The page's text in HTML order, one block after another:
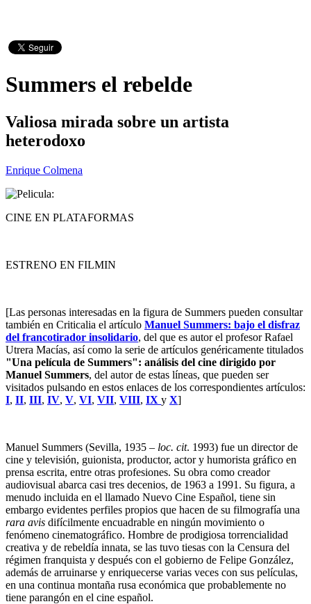
Summers el rebelde
Valiosa mirada sobre un artista
heterodoxo
Enrique Colmena
CINE EN PLATAFORMAS
ESTRENO EN FILMIN
[Las personas interesadas en la figura de Summers pueden consultar
también en Criticalia el artículo Manuel Summers: bajo el disfraz
del francotirador insolidario, del que es autor el profesor Rafael
Utrera Macías, así como la serie de artículos genéricamente titulados
"Una película de Summers": análisis del cine dirigido por
Manuel Summers, del autor de estas líneas, que pueden ser
visitados pulsando en estos enlaces de los correspondientes artículos:
I, II, III, IV, V, VI, VII, VIII, IX y X]
Manuel Summers (Sevilla, 1935 – loc. cit. 1993) fue un director de
cine y televisión, guionista, productor, actor y humorista gráfico en
prensa escrita, entre otras profesiones. Su obra como creador
audiovisual abarca casi tres decenios, de 1963 a 1991. Su figura, a
menudo incluida en el llamado Nuevo Cine Español, tiene sin
embargo evidentes perfiles propios que hacen de su filmografía una
rara avis difícilmente encuadrable en ningún movimiento o
fenómeno cinematográfico. Hombre de prodigiosa torrencialidad
creativa y de rebeldía innata, se las tuvo tiesas con la Censura del
régimen franquista y después con el gobierno de Felipe González,
además de arruinarse y enriquecerse varias veces con sus películas,
en una continua montaña rusa económica que probablemente no
tiene parangón en el cine español.